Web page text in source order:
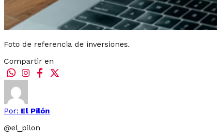
Foto de referencia de inversiones.
Compartir en
Por: El Pilón
@el_pilon